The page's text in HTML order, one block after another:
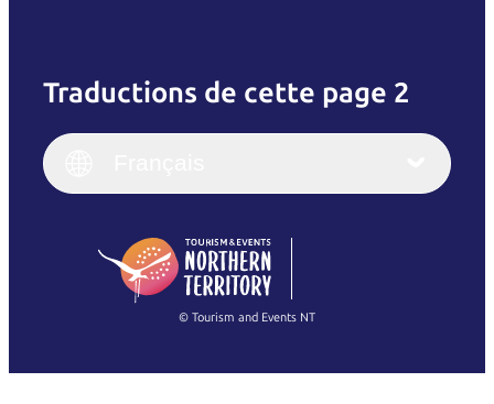
Traductions de cette page 2
English
(Singapore)
Français
Italiano
繁體中文
© Tourism and Events NT